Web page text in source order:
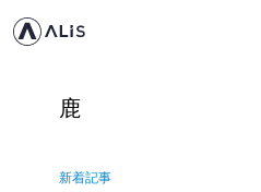
鹿
新着記事